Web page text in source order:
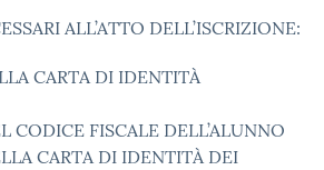
ALL’ATTO DELL’ISCRIZIONE:
CARTA DI IDENTITÀ
CODICE FISCALE DELL’ALUNNO
CARTA DI IDENTITÀ DEI